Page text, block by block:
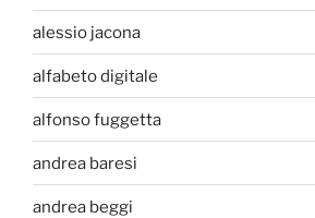
alessio jacona
alfabeto digitale
alfonso fuggetta
andrea baresi
andrea beggi